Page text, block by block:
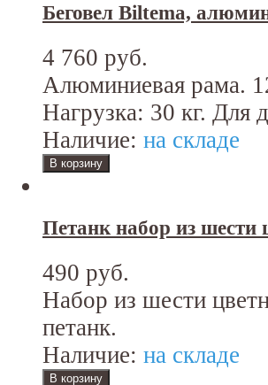
Беговел Biltema,
4 760 руб.
Алюминиевая рама.
Нагрузка: 30 кг. Для
Наличие: на складе
Петанк набор из шести
490 руб.
Набор из шести
петанк.
Наличие: на складе